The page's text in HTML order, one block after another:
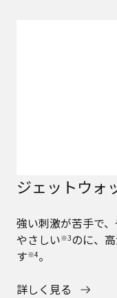
ジェットウォ
強い刺激が苦手で
やさしい※3のに、
す※4。
詳しく見る